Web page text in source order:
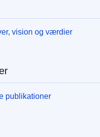
vision og værdier
publikationer